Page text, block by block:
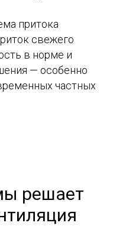
притока
свежего
в норме и
— особенно
частных
решает